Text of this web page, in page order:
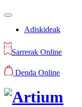
Adiskideak
Sarrerak Online
Denda Online